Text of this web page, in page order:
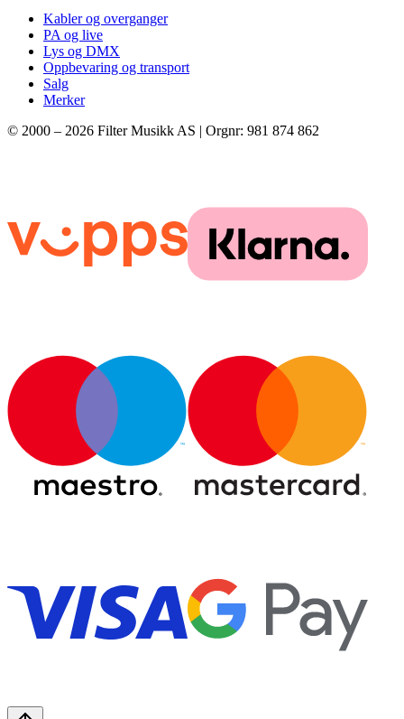
Kabler og overganger
PA og live
Lys og DMX
Oppbevaring og transport
Salg
Merker
© 2000 – 2026 Filter Musikk AS | Orgnr: 981 874 862